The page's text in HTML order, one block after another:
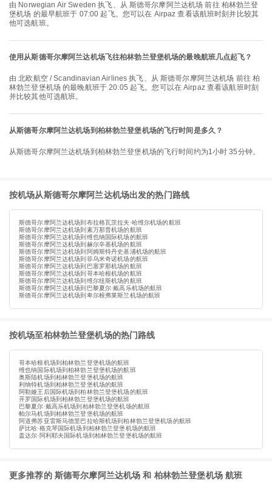
由 Norwegian Air Sweden 执飞、从 斯德哥尔摩阿兰达机场 前往 柏林勃兰登
堡机场 的最早航班于 07:00 起飞。您可以在 Airpaz 查看该航班时刻并比较其
他可选航班。
使用从斯德哥尔摩阿兰达机场飞往柏林勃兰登堡机场的最晚航班几点起飞？
由 北欧航空 / Scandinavian Airlines 执飞、从 斯德哥尔摩阿兰达机场 前往 柏
林勃兰登堡机场 的最晚航班于 20:05 起飞。您可以在 Airpaz 查看该航班时刻
并比较其他可选航班。
从斯德哥尔摩阿兰达机场到柏林勃兰登堡机场的飞行时间是多久？
从斯德哥尔摩阿兰达机场到柏林勃兰登堡机场的飞行时间约为1小时 35分钟。
按机场从斯德哥尔摩阿兰达机场出发的热门路线
斯德哥尔摩阿兰达机场到布拉格瓦茨拉夫·哈维尔机场的航班
斯德哥尔摩阿兰达机场到素万那普机场的航班
斯德哥尔摩阿兰达机场到维也纳国际机场的航班
斯德哥尔摩阿兰达机场到赫尔辛基机场的航班
斯德哥尔摩阿兰达机场到阿姆斯特丹史基浦机场的航班
斯德哥尔摩阿兰达机场到菲乌米奇诺机场的航班
斯德哥尔摩阿兰达机场到巴塞罗那机场的航班
斯德哥尔摩阿兰达机场到哥本哈根机场的航班
斯德哥尔摩阿兰达机场到维尔纽斯机场的航班
斯德哥尔摩阿兰达机场到巴黎夏尔·戴高乐机场的航班
斯德哥尔摩阿兰达机场到卑尔根弗莱斯兰机场的航班
按机场至柏林勃兰登堡机场的热门路线
哥本哈根机场到柏林勃兰登堡机场的航班
维也纳国际机场到柏林勃兰登堡机场的航班
奥斯陆机场到柏林勃兰登堡机场的航班
利纳特机场到柏林勃兰登堡机场的航班
阿勒娅王后国际机场到柏林勃兰登堡机场的航班
开罗国际机场到柏林勃兰登堡机场的航班
巴黎夏尔·戴高乐机场到柏林勃兰登堡机场的航班
帕尔马机场到柏林勃兰登堡机场的航班
阿道弗苏亚雷斯马德里巴拉哈斯机场到柏林勃兰登堡机场的航班
萨比哈·格克琴国际机场到柏林勃兰登堡机场的航班
盖达尔·阿利耶夫国际机场到柏林勃兰登堡机场的航班
更多推荐的 斯德哥尔摩阿兰达机场 和 柏林勃兰登堡机场 航班